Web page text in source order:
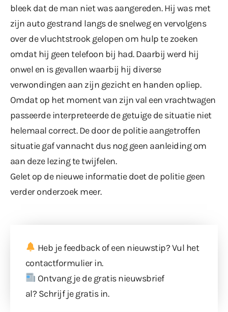
bleek dat de man niet was aangereden. Hij was met
zijn auto gestrand langs de snelweg en vervolgens
over de vluchtstrook gelopen om hulp te zoeken
omdat hij geen telefoon bij had. Daarbij werd hij
onwel en is gevallen waarbij hij diverse
verwondingen aan zijn gezicht en handen opliep.
Omdat op het moment van zijn val een vrachtwagen
passeerde interpreteerde de getuige de situatie niet
helemaal correct. De door de politie aangetroffen
situatie gaf vannacht dus nog geen aanleiding om
aan deze lezing te twijfelen.
Gelet op de nieuwe informatie doet de politie geen
verder onderzoek meer.
Heb je feedback of een nieuwstip? Vul het
contactformulierin.
Ontvang je de gratis nieuwsbrief
al? Schrijf je gratis in.